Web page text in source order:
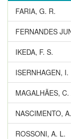
FARIA, G. R.
FERNANDES
IKEDA, F. S.
ISERNHAGEN, I.
MAGALHÃES,
NASCIMENTO,
ROSSONI, A. L.